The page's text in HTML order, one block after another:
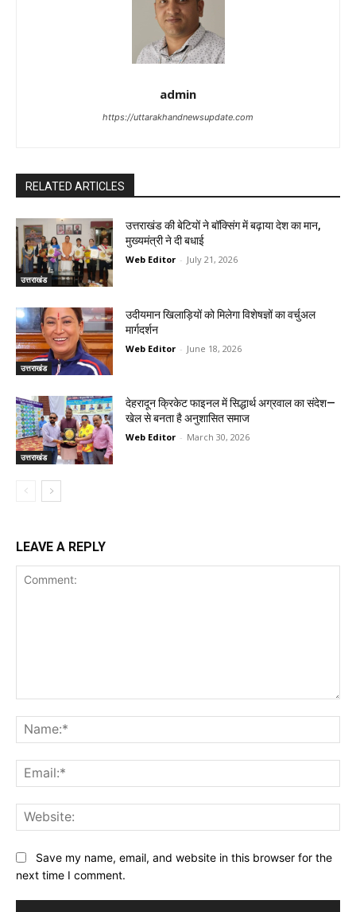
admin
https://uttarakhandnewsupdate.com
RELATED ARTICLES
उत्तराखंड
उत्तराखंड की बेटियों ने बॉक्सिंग में बढ़ाया देश का मान,
मुख्यमंत्री ने दी बधाई
Web Editor - July 21, 2026
उत्तराखंड
उदीयमान खिलाड़ियों को मिलेगा विशेषज्ञों का वर्चुअल
मार्गदर्शन
Web Editor - June 18, 2026
उत्तराखंड
देहरादून क्रिकेट फाइनल में सिद्धार्थ अग्रवाल का संदेश—
खेल से बनता है अनुशासित समाज
Web Editor - March 30, 2026
LEAVE A REPLY
Save my name, email, and website in this browser for the
next time I comment.